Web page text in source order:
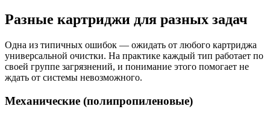
Разные картриджи для разных задач
Одна из типичных ошибок — ожидать от любого картриджа
универсальной очистки. На практике каждый тип работает по
своей группе загрязнений, и понимание этого помогает не
ждать от системы невозможного.
Механические (полипропиленовые)